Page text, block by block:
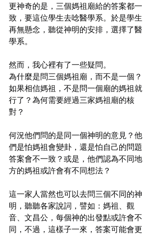
更神奇的是，三個媽祖廟給的答案都一
致，要這位學生去唸醫學系。於是學生
再無懸念，聽從神明的安排，選擇了醫
學系。
然而，我心裡有了一些疑問。
為什麼是問三個媽祖廟，而不是一個？
如果相信媽祖，不是問一個廟的媽祖就
行了？為何需要經過三家媽祖廟的核
對？
何況他們問的是同一個神明的意見？他
們是怕媽祖會變卦，還是怕自己的問題
答案會不一致？或是，他們認為不同地
方的媽祖或許會有不同想法？
這一家人當然也可以去問三個不同的神
明，聽聽各家說詞，譬如：媽祖、觀
音、文昌公，每個神的出發點或許會不
同，不過，這樣子一來，答案可能會更